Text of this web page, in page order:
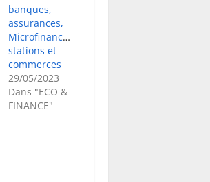
banques,
assurances,
Microfinances,
stations et
commerces
29/05/2023
Dans "ECO &
FINANCE"